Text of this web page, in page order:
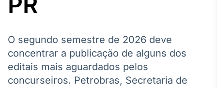
Broadcast
Político
O segundo semestre de 2026 deve
concentrar a publicação de alguns dos
editais mais aguardados pelos
concurseiros. Petrobras, Secretaria de